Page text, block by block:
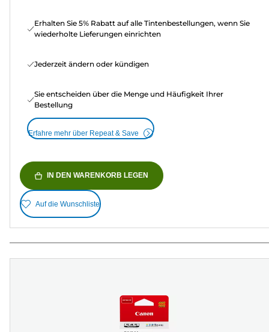
Erhalten Sie 5% Rabatt auf alle Tintenbestellungen, wenn Sie
wiederholte Lieferungen einrichten
Jederzeit ändern oder kündigen
Sie entscheiden über die Menge und Häufigkeit Ihrer
Bestellung
Erfahre mehr über Repeat & Save
IN DEN WARENKORB LEGEN
Auf die Wunschliste